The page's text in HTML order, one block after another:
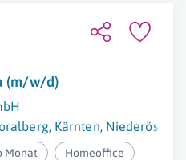
(m/w/d)
, Kärnten,
Monat Homeoffice